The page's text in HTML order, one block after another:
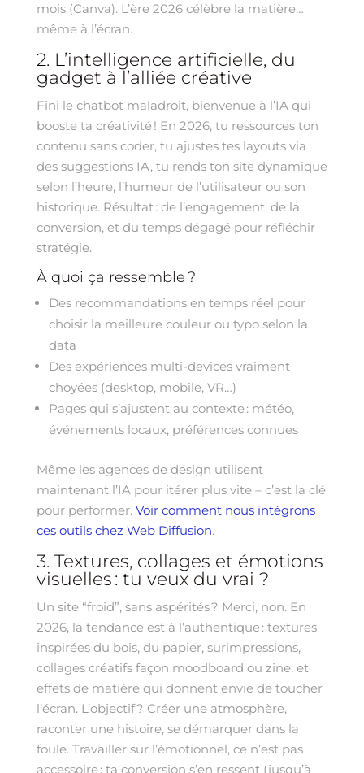
mois (Canva). L’ère 2026 célèbre la matière…
même à l’écran.
2. L’intelligence artificielle, du
gadget à l’alliée créative
Fini le chatbot maladroit, bienvenue à l’IA qui
booste ta créativité ! En 2026, tu ressources ton
contenu sans coder, tu ajustes tes layouts via
des suggestions IA, tu rends ton site dynamique
selon l’heure, l’humeur de l’utilisateur ou son
historique. Résultat : de l’engagement, de la
conversion, et du temps dégagé pour réfléchir
stratégie.
À quoi ça ressemble ?
Des recommandations en temps réel pour
choisir la meilleure couleur ou typo selon la
data
Des expériences multi-devices vraiment
choyées (desktop, mobile, VR…)
Pages qui s’ajustent au contexte : météo,
événements locaux, préférences connues
Même les agences de design utilisent
maintenant l’IA pour itérer plus vite – c’est la clé
pour performer. Voir comment nous intégrons
ces outils chez Web Diffusion.
3. Textures, collages et émotions
visuelles : tu veux du vrai ?
Un site “froid”, sans aspérités ? Merci, non. En
2026, la tendance est à l’authentique : textures
inspirées du bois, du papier, surimpressions,
collages créatifs façon moodboard ou zine, et
effets de matière qui donnent envie de toucher
l’écran. L’objectif ? Créer une atmosphère,
raconter une histoire, se démarquer dans la
foule. Travailler sur l’émotionnel, ce n’est pas
accessoire : ta conversion s’en ressent (jusqu’à